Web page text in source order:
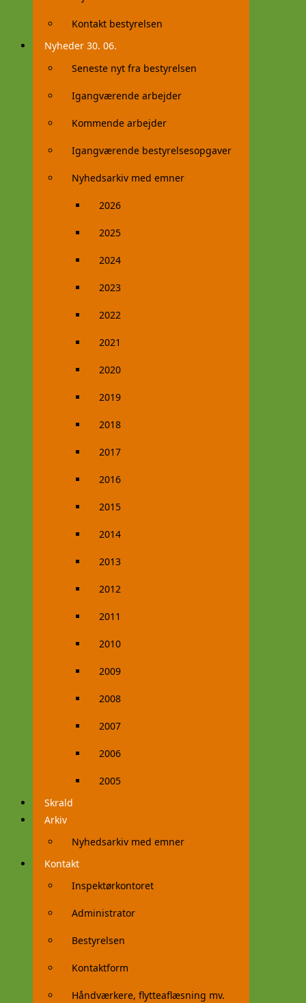
Kontakt bestyrelsen
Nyheder 30. 06.
Seneste nyt fra bestyrelsen
Igangværende arbejder
Kommende arbejder
Igangværende bestyrelsesopgaver
Nyhedsarkiv med emner
2026
2025
2024
2023
2022
2021
2020
2019
2018
2017
2016
2015
2014
2013
2012
2011
2010
2009
2008
2007
2006
2005
Skrald
Arkiv
Nyhedsarkiv med emner
Kontakt
Inspektørkontoret
Administrator
Bestyrelsen
Kontaktform
Håndværkere, flytteaflæsning mv.